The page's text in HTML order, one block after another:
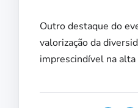
Outro destaque do
valorização da
imprescindível na